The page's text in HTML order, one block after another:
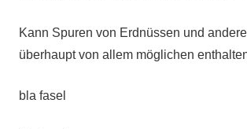
Kann Spuren von Erdnüssen und
überhaupt von allem möglichen
bla fasel